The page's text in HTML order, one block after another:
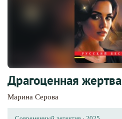
Драгоценная жертва
Марина Серова